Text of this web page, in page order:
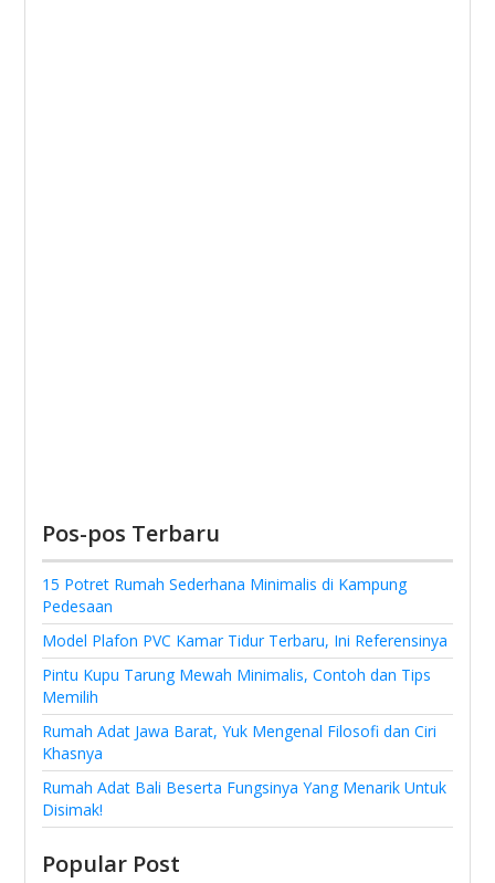
Pos-pos Terbaru
15 Potret Rumah Sederhana Minimalis di Kampung
Pedesaan
Model Plafon PVC Kamar Tidur Terbaru, Ini Referensinya
Pintu Kupu Tarung Mewah Minimalis, Contoh dan Tips
Memilih
Rumah Adat Jawa Barat, Yuk Mengenal Filosofi dan Ciri
Khasnya
Rumah Adat Bali Beserta Fungsinya Yang Menarik Untuk
Disimak!
Popular Post